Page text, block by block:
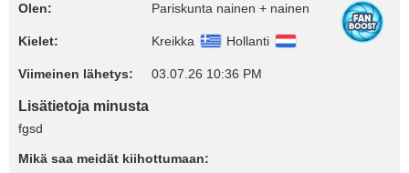
Olen: Pariskunta nainen + nainen
Kielet: Kreikka Hollanti
Viimeinen lähetys: 03.07.26 10:36 PM
Lisätietoja minusta
fgsd
Mikä saa meidät kiihottumaan: